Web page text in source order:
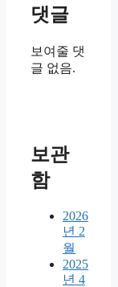
댓글
보여줄 댓
글 없음.
보관
함
2026
년 2
월
2025
년 4